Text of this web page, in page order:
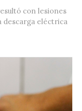
con lesiones
descarga eléctrica